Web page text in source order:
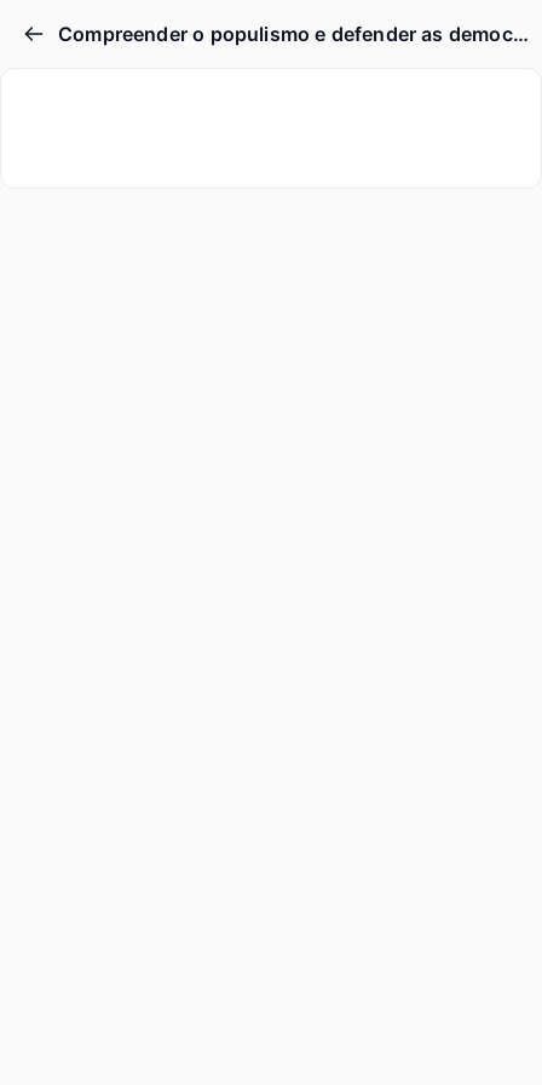
Compreender o populismo e defender as democracias da Europa